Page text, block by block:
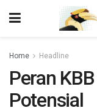
Home Headline
Peran
Potensial